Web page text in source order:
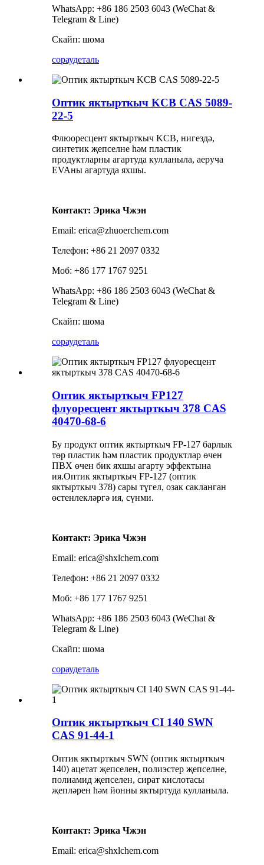
WhatsApp: +86 186 2503 6043 (WeChat &
Telegram & Line)
Скайп: шома
сораудеталь
Оптик яктырткыч KCB CAS 5089-
22-5
Флюоресцент яктырткыч KCB, нигездә,
синтетик җепселне һәм пластик
продуктларны агартуда кулланыла, аеруча
EVAны агартуда яхшы.
Контакт: Эрика Чжэн
Email: erica@zhuoerchem.com
Телефон: +86 21 2097 0332
Моб: +86 177 1767 9251
WhatsApp: +86 186 2503 6043 (WeChat &
Telegram & Line)
Скайп: шома
сораудеталь
Оптик яктырткыч FP127
флуоресцент яктырткыч 378 CAS
40470-68-6
Бу продукт оптик яктырткыч FP-127 барлык
төр пластик һәм пластик продуктлар өчен
ПВХ өчен бик яхшы агарту эффектына
ия.Оптик яктырткыч FP-127 (оптик
яктырткыч 378) сары түгел, озак сакланган
өстенлекләргә ия, сүнми.
Контакт: Эрика Чжэн
Email: erica@shxlchem.com
Телефон: +86 21 2097 0332
Моб: +86 177 1767 9251
WhatsApp: +86 186 2503 6043 (WeChat &
Telegram & Line)
Скайп: шома
сораудеталь
Оптик яктырткыч CI 140 SWN
CAS 91-44-1
Оптик яктырткыч SWN (оптик яктырткыч
140) ацетат җепселен, полиэстер җепселне,
полиамид җепселен, сират кислотасы
җепләрен һәм йонны яктыртуда кулланыла.
Контакт: Эрика Чжэн
Email: erica@shxlchem.com